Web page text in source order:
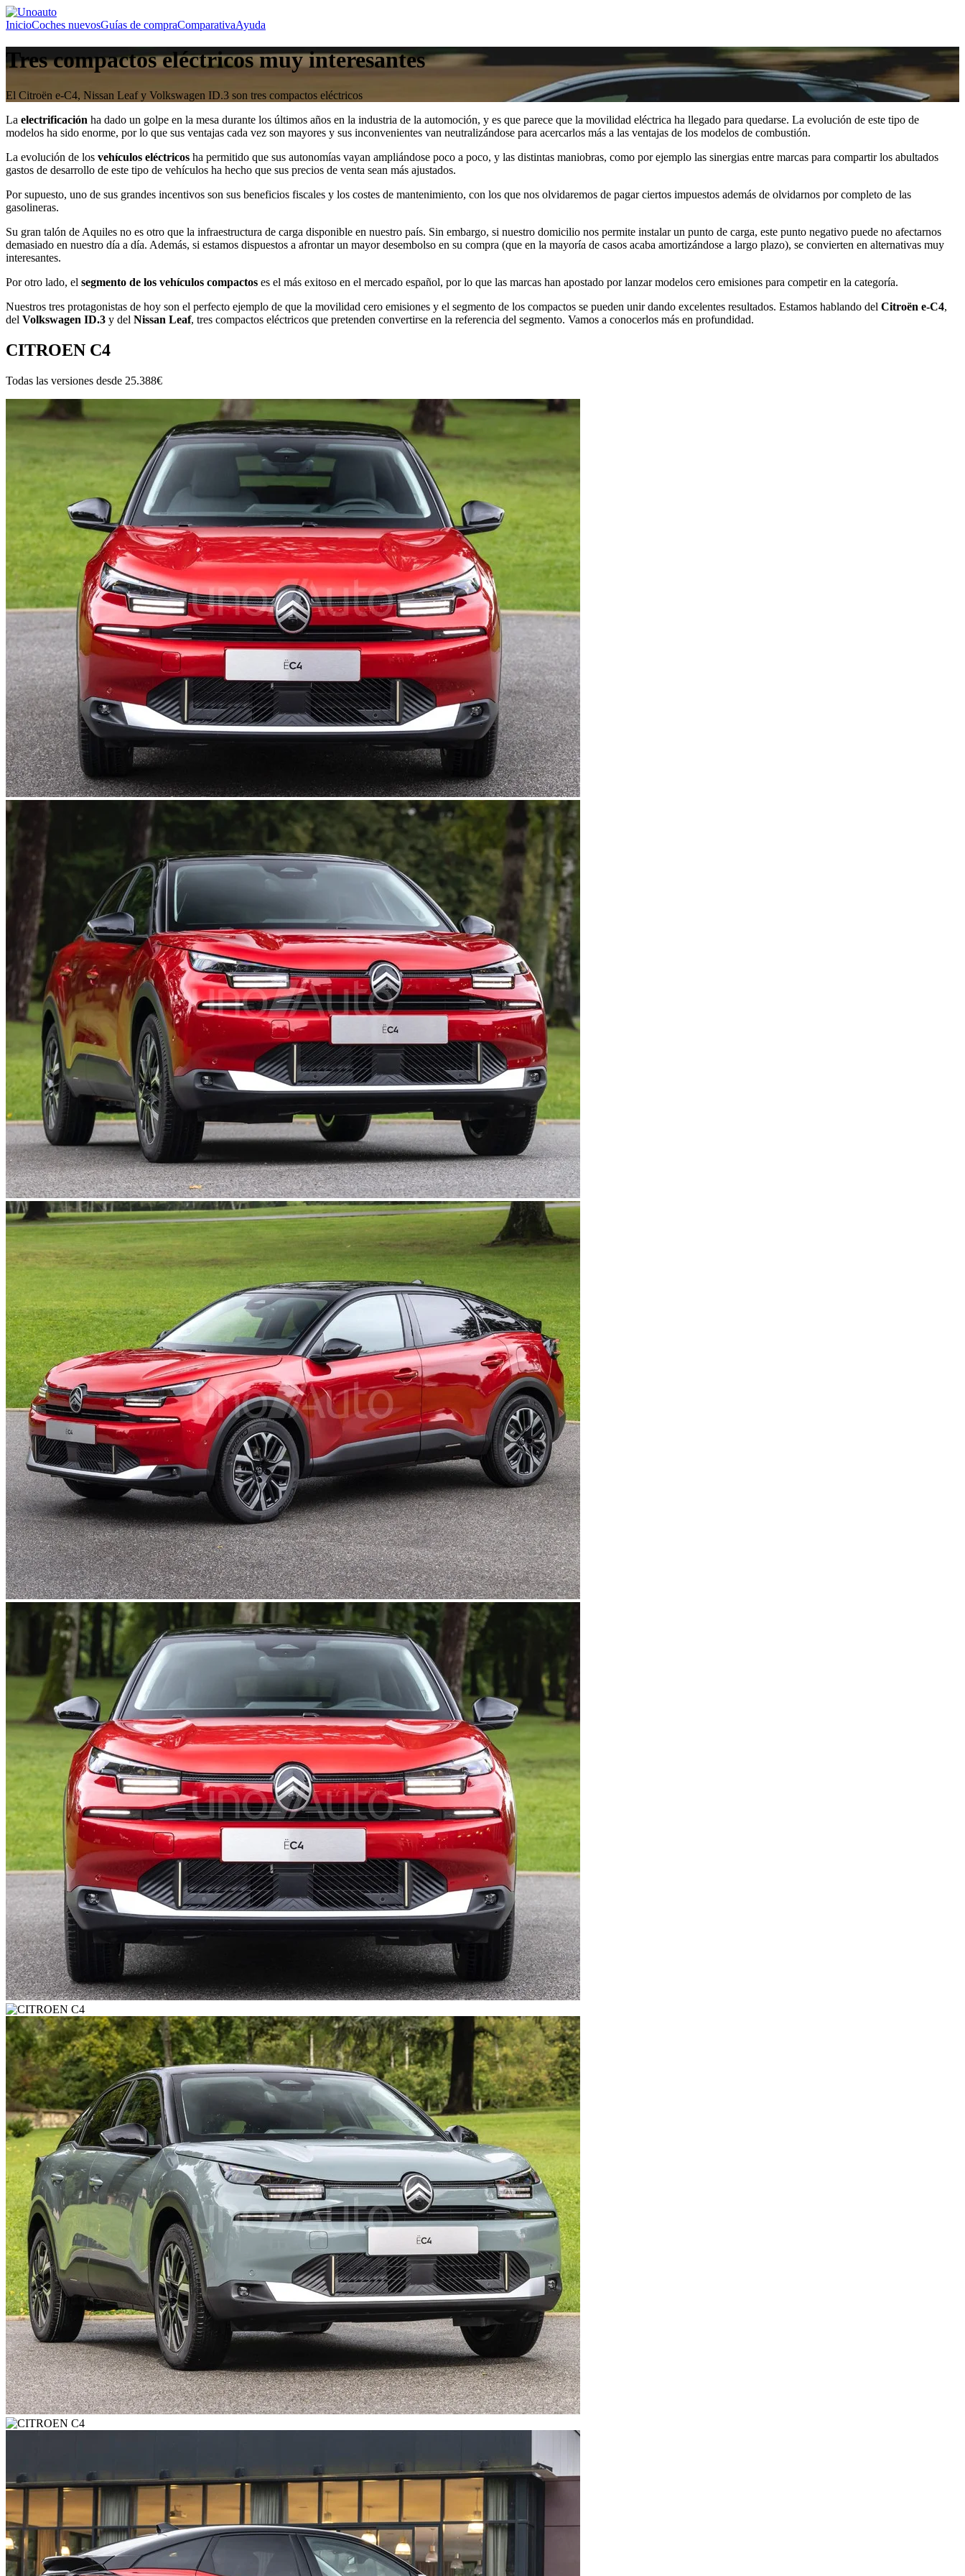
InicioCoches nuevosGuías de compraComparativaAyuda
Tres compactos eléctricos muy interesantes
El Citroën e-C4, Nissan Leaf y Volkswagen ID.3 son tres compactos eléctricos
La electrificación ha dado un golpe en la mesa durante los últimos años en la industria de la automoción, y es que parece que la movilidad eléctrica ha llegado para quedarse. La evolución de este tipo de
modelos ha sido enorme, por lo que sus ventajas cada vez son mayores y sus inconvenientes van neutralizándose para acercarlos más a las ventajas de los modelos de combustión.
La evolución de los vehículos eléctricos ha permitido que sus autonomías vayan ampliándose poco a poco, y las distintas maniobras, como por ejemplo las sinergias entre marcas para compartir los abultados
gastos de desarrollo de este tipo de vehículos ha hecho que sus precios de venta sean más ajustados.
Por supuesto, uno de sus grandes incentivos son sus beneficios fiscales y los costes de mantenimiento, con los que nos olvidaremos de pagar ciertos impuestos además de olvidarnos por completo de las
gasolineras.
Su gran talón de Aquiles no es otro que la infraestructura de carga disponible en nuestro país. Sin embargo, si nuestro domicilio nos permite instalar un punto de carga, este punto negativo puede no afectarnos
demasiado en nuestro día a día. Además, si estamos dispuestos a afrontar un mayor desembolso en su compra (que en la mayoría de casos acaba amortizándose a largo plazo), se convierten en alternativas muy
interesantes.
Por otro lado, el segmento de los vehículos compactos es el más exitoso en el mercado español, por lo que las marcas han apostado por lanzar modelos cero emisiones para competir en la categoría.
Nuestros tres protagonistas de hoy son el perfecto ejemplo de que la movilidad cero emisiones y el segmento de los compactos se pueden unir dando excelentes resultados. Estamos hablando del Citroën e-C4,
del Volkswagen ID.3 y del Nissan Leaf, tres compactos eléctricos que pretenden convertirse en la referencia del segmento. Vamos a conocerlos más en profundidad.
CITROEN C4
Todas las versiones desde 25.388€